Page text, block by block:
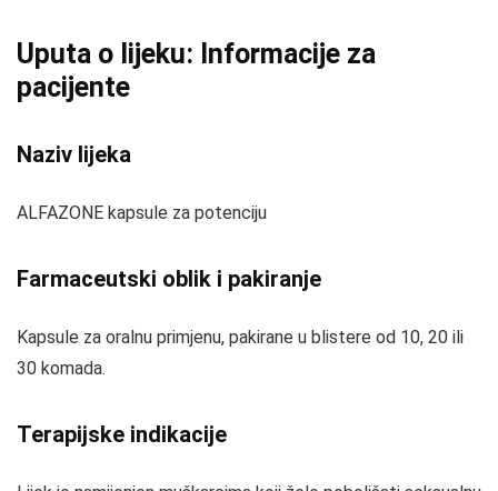
Uputa o lijeku: Informacije za
pacijente
Naziv lijeka
ALFAZONE kapsule za potenciju
Farmaceutski oblik i pakiranje
Kapsule za oralnu primjenu, pakirane u blistere od 10, 20 ili
30 komada.
Terapijske indikacije